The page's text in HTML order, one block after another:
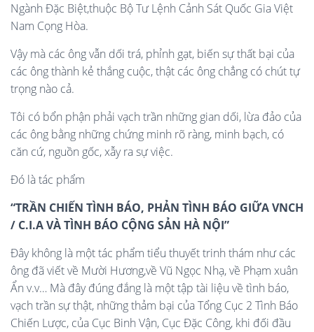
Ngành Đặc Biệt,thuộc Bộ Tư Lệnh Cảnh Sát Quốc Gia Việt
Nam Cọng Hòa.
Vậy mà các ông vẫn dối trá, phỉnh gạt, biến sự thất bại của
các ông thành kẻ thắng cuộc, thật các ông chẳng có chút tự
trọng nào cả.
Tôi có bổn phận phải vạch trần những gian dối, lừa đảo của
các ông bằng những chứng minh rõ ràng, minh bạch, có
căn cứ, nguồn gốc, xẫy ra sự việc.
Đó là tác phẩm
“TRẦN CHIẾN TÌNH BÁO, PHẢN TÌNH BÁO GIỮA VNCH
/ C.I.A VÀ TÌNH BÁO CỘNG SẢN HÀ NỘI”
Đây không là một tác phẩm tiểu thuyết trinh thám như các
ông đã viết về Mười Hương,về Vũ Ngọc Nhạ, về Phạm xuân
Ẩn v.v… Mà đây đúng đắng là một tập tài liệu về tình báo,
vạch trần sự thật, những thảm bại của Tổng Cục 2 Tình Báo
Chiến Lược, của Cục Binh Vận, Cục Đặc Công, khi đối đầu